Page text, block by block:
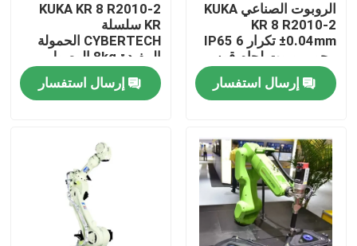
المنتجات
فيديوهات
الروبوت الصناعي KUKA
KR 8 R2010-2
±0.04mm تكرار IP65 6
محور روبوت لحام قوس
و KR C4 KR C5 KR C5-2
مجلس إدارةإرسال استفسار
KUKA KR 8 R2010-2
KR سلسلة
CYBERTECH الحمولة
المفيدة 8kg الوصول
2013mm 6 محور روبوت
صناعي TBi RM2 روبوت
مصابيح لحام
إرسال استفسار